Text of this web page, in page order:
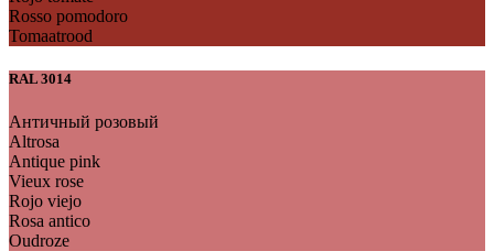
Rosso pomodoro
Tomaatrood
RAL 3014
Античный розовый
Altrosa
Antique pink
Vieux rose
Rojo viejo
Rosa antico
Oudroze